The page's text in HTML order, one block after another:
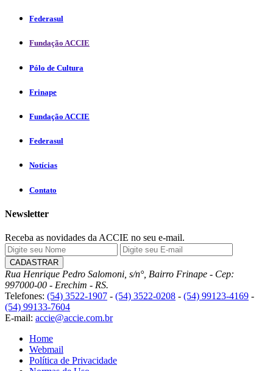
Federasul
Fundação ACCIE
Pólo de Cultura
Frinape
Fundação ACCIE
Federasul
Notícias
Contato
Newsletter
Receba as novidades da ACCIE no seu e-mail.
Rua Henrique Pedro Salomoni, s/n°, Bairro Frinape - Cep:
997000-00 - Erechim - RS.
Telefones: (54) 3522-1907 - (54) 3522-0208 - (54) 99123-4169 -
(54) 99133-7604
E-mail: accie@accie.com.br
Home
Webmail
Política de Privacidade